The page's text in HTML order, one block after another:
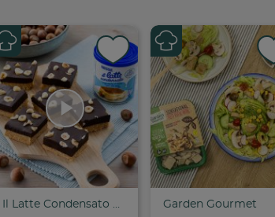
su
link
Condividi
Copia
Il Latte Condensato Nestlé Garden Gourmet